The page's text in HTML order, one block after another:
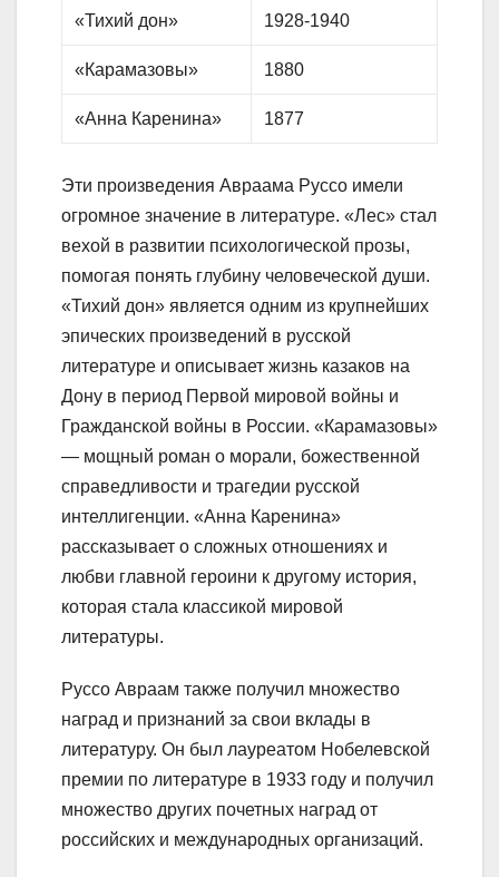
«Тихий дон» 1928-1940
«Карамазовы» 1880
«Анна Каренина» 1877
Эти произведения Авраама Руссо имели
огромное значение в литературе. «Лес» стал
вехой в развитии психологической прозы,
помогая понять глубину человеческой души.
«Тихий дон» является одним из крупнейших
эпических произведений в русской
литературе и описывает жизнь казаков на
Дону в период Первой мировой войны и
Гражданской войны в России. «Карамазовы»
— мощный роман о морали, божественной
справедливости и трагедии русской
интеллигенции. «Анна Каренина»
рассказывает о сложных отношениях и
любви главной героини к другому история,
которая стала классикой мировой
литературы.
Руссо Авраам также получил множество
наград и признаний за свои вклады в
литературу. Он был лауреатом Нобелевской
премии по литературе в 1933 году и получил
множество других почетных наград от
российских и международных организаций.